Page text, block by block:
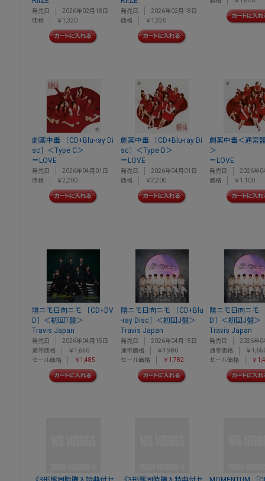
発売日
2026年02月18日
価格
￥1,320
発売日
2026年02月18日
価格
￥1,320
劇薬中毒 ［CD+Blu-ray Di
sc］＜Type C＞
＝LOVE
発売日
2026年04月01日
価格
￥2,200
劇薬中毒 ［CD+Blu-ray Di
sc］＜Type D＞
＝LOVE
発売日
2026年04月01日
価格
￥2,200
劇薬中毒＜通常
＞
＝LOVE
発売日
2026年
価格
￥1,100
陰ニモ日向ニモ ［CD+DV
D］＜初回T盤＞
Travis Japan
発売日
2026年04月15日
通常価格
￥1,650
セール価格
￥1,485
陰ニモ日向ニモ ［CD+Blu
-ray Disc］＜初回J盤＞
Travis Japan
発売日
2026年04月15日
通常価格
￥1,980
セール価格
￥1,782
陰ニモ日向ニモ
D］＜初回J盤＞
Travis Japan
発売日
2026年
通常価格
￥
セール価格
￥